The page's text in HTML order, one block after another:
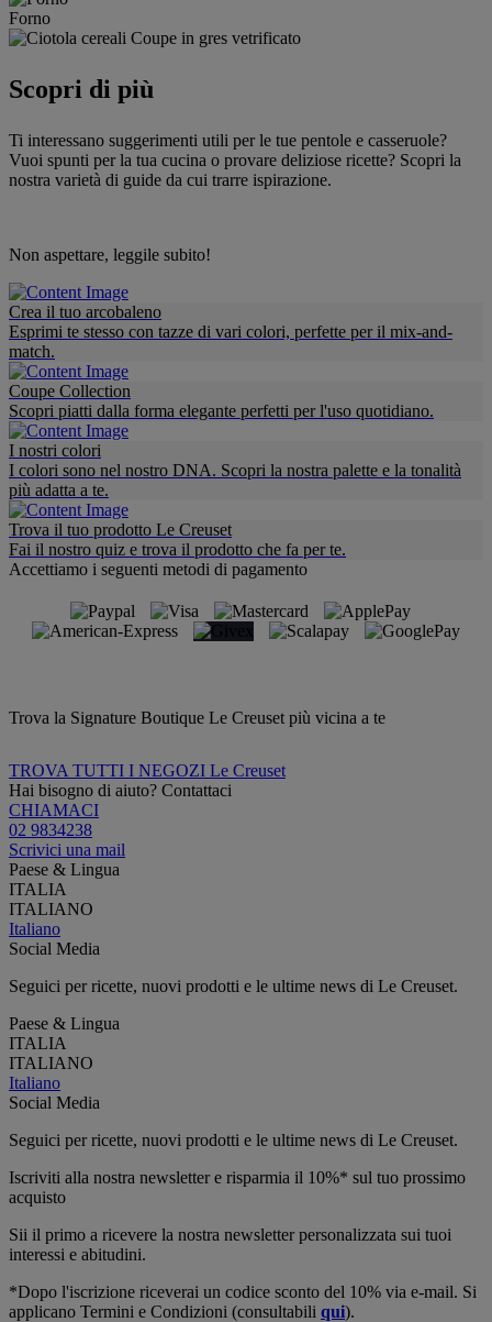
Forno
Scopri di più
Ti interessano suggerimenti utili per le tue pentole e casseruole?
Vuoi spunti per la tua cucina o provare deliziose ricette? Scopri la
nostra varietà di guide da cui trarre ispirazione.
Non aspettare, leggile subito!
Crea il tuo arcobaleno
Esprimi te stesso con tazze di vari colori, perfette per il mix-and-
match.
Coupe Collection
Scopri piatti dalla forma elegante perfetti per l'uso quotidiano.
I nostri colori
I colori sono nel nostro DNA. Scopri la nostra palette e la tonalità
più adatta a te.
Trova il tuo prodotto Le Creuset
Fai il nostro quiz e trova il prodotto che fa per te.
Accettiamo i seguenti metodi di pagamento
Trova la Signature Boutique Le Creuset più vicina a te
TROVA TUTTI I NEGOZI Le Creuset
Hai bisogno di aiuto? Contattaci
CHIAMACI
02 9834238
Scrivici una mail
Paese & Lingua
ITALIA
ITALIANO
Italiano
Social Media
Seguici per ricette, nuovi prodotti e le ultime news di Le Creuset.
Paese & Lingua
ITALIA
ITALIANO
Italiano
Social Media
Seguici per ricette, nuovi prodotti e le ultime news di Le Creuset.
Iscriviti alla nostra newsletter e risparmia il 10%* sul tuo prossimo
acquisto
Sii il primo a ricevere la nostra newsletter personalizzata sui tuoi
interessi e abitudini.
*Dopo l'iscrizione riceverai un codice sconto del 10% via e-mail. Si
applicano Termini e Condizioni (consultabili qui).